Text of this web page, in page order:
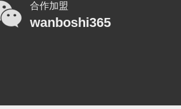
合作加盟
wanboshi365